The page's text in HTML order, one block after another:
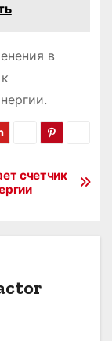
в
счетчик